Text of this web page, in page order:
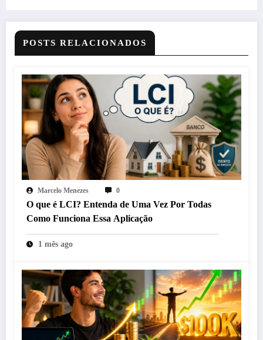
POSTS RELACIONADOS
Marcelo Menezes 0
O que é LCI? Entenda de Uma Vez Por Todas
Como Funciona Essa Aplicação
1 mês ago